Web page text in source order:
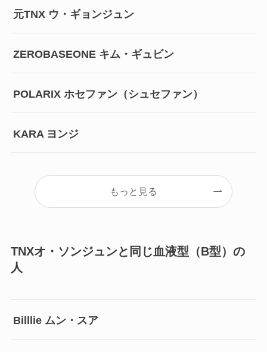
元TNX ウ・ギョンジュン
ZEROBASEONE キム・ギュビン
POLARIX ホセファン（シュセファン）
KARA ヨンジ
もっと見る
TNXオ・ソンジュンと同じ血液型（B型）の
人
Billlie ムン・スア